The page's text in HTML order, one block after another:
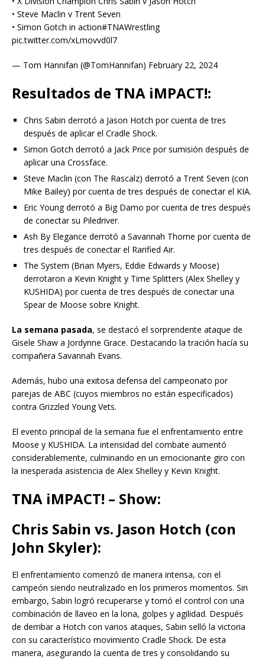
• Steve Maclin v Trent Seven
• Simon Gotch in action#TNAWrestling
pic.twitter.com/xLmovvd0l7
— Tom Hannifan (@TomHannifan) February 22, 2024
Resultados de TNA iMPACT!:
Chris Sabin derrotó a Jason Hotch por cuenta de tres
después de aplicar el Cradle Shock.
Simon Gotch derrotó a Jack Price por sumisión después de
aplicar una Crossface.
Steve Maclin (con The Rascalz) derrotó a Trent Seven (con
Mike Bailey) por cuenta de tres después de conectar el KIA.
Eric Young derrotó a Big Damo por cuenta de tres después
de conectar su Piledriver.
Ash By Elegance derrotó a Savannah Thorne por cuenta de
tres después de conectar el Rarified Air.
The System (Brian Myers, Eddie Edwards y Moose)
derrotaron a Kevin Knight y Time Splitters (Alex Shelley y
KUSHIDA) por cuenta de tres después de conectar una
Spear de Moose sobre Knight.
La semana pasada, se destacó el sorprendente ataque de
Gisele Shaw a Jordynne Grace. Destacando la tración hacía su
compañera Savannah Evans.
Además, hubo una exitosa defensa del campeonato por
parejas de ABC (cuyos miembros no están especificados)
contra Grizzled Young Vets.
El evento principal de la semana fue el enfrentamiento entre
Moose y KUSHIDA. La intensidad del combate aumentó
considerablemente, culminando en un emocionante giro con
la inesperada asistencia de Alex Shelley y Kevin Knight.
TNA iMPACT! – Show:
Chris Sabin vs. Jason Hotch (con
John Skyler):
El enfrentamiento comenzó de manera intensa, con el
campeón siendo neutralizado en los primeros momentos. Sin
embargo, Sabin logró recuperarse y tomó el control con una
combinación de llaveo en la lona, golpes y agilidad. Después
de derribar a Hotch con varios ataques, Sabin selló la victoria
con su característico movimiento Cradle Shock. De esta
manera, asegurando la cuenta de tres y consolidando su